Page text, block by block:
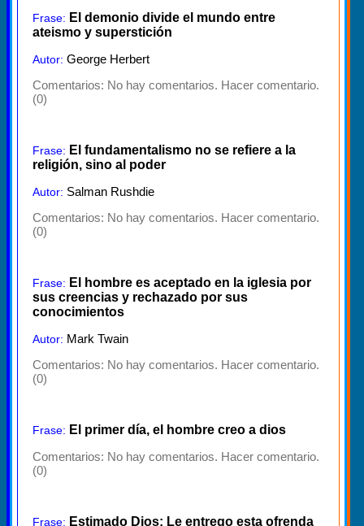
Frase: El demonio divide el mundo entre
ateismo y superstición
Autor: George Herbert
Comentarios: No hay comentarios. Hacer comentario.
(0)
Frase: El fundamentalismo no se refiere a la
religión, sino al poder
Autor: Salman Rushdie
Comentarios: No hay comentarios. Hacer comentario.
(0)
Frase: El hombre es aceptado en la iglesia por
sus creencias y rechazado por sus
conocimientos
Autor: Mark Twain
Comentarios: No hay comentarios. Hacer comentario.
(0)
Frase: El primer día, el hombre creo a dios
Comentarios: No hay comentarios. Hacer comentario.
(0)
Frase: Estimado Dios: Le entrego esta ofrenda